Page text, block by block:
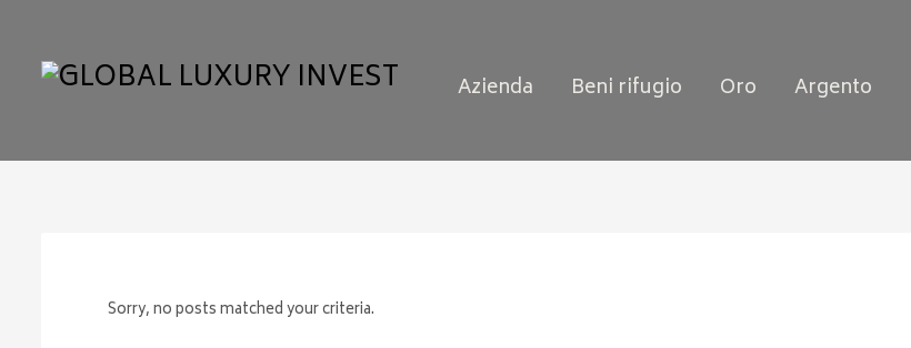
Azienda Beni rifugio Oro Argento
Sorry, no posts matched your criteria.